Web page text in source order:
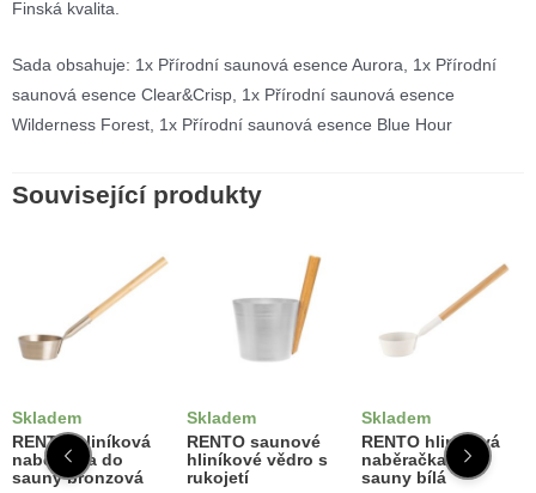
Finská kvalita.
Sada obsahuje: 1x Přírodní saunová esence Aurora, 1x Přírodní
saunová esence Clear&Crisp, 1x Přírodní saunová esence
Wilderness Forest, 1x Přírodní saunová esence Blue Hour
Související produkty
Skladem
RENTO hliníková
naběračka do
sauny bronzová
Skladem
RENTO saunové
hliníkové vědro s
rukojetí
Skladem
RENTO hliníková
naběračka do
sauny bílá